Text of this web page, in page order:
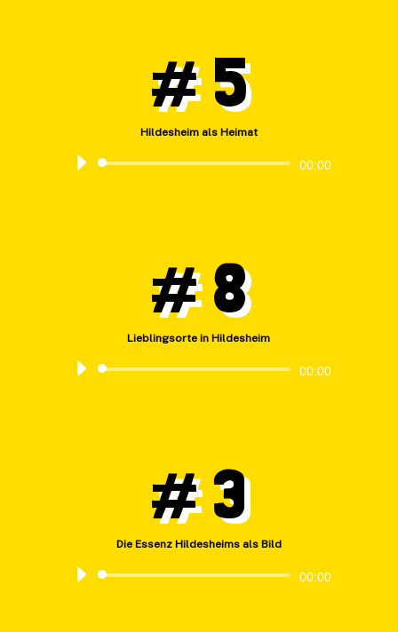
# 5
Hildesheim als Heimat
Audio-
00:00
# 8
Lieblingsorte in Hildesheim
Audio-
00:00
# 3
Die Essenz Hildesheims als Bild
Audio-
00:00